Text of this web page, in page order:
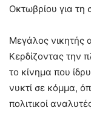
Οκτωβρίου για τη
Μεγάλος νικητής
Κερδίζοντας την
το κίνημα που
νυκτί σε κόμμα,
πολιτικοί